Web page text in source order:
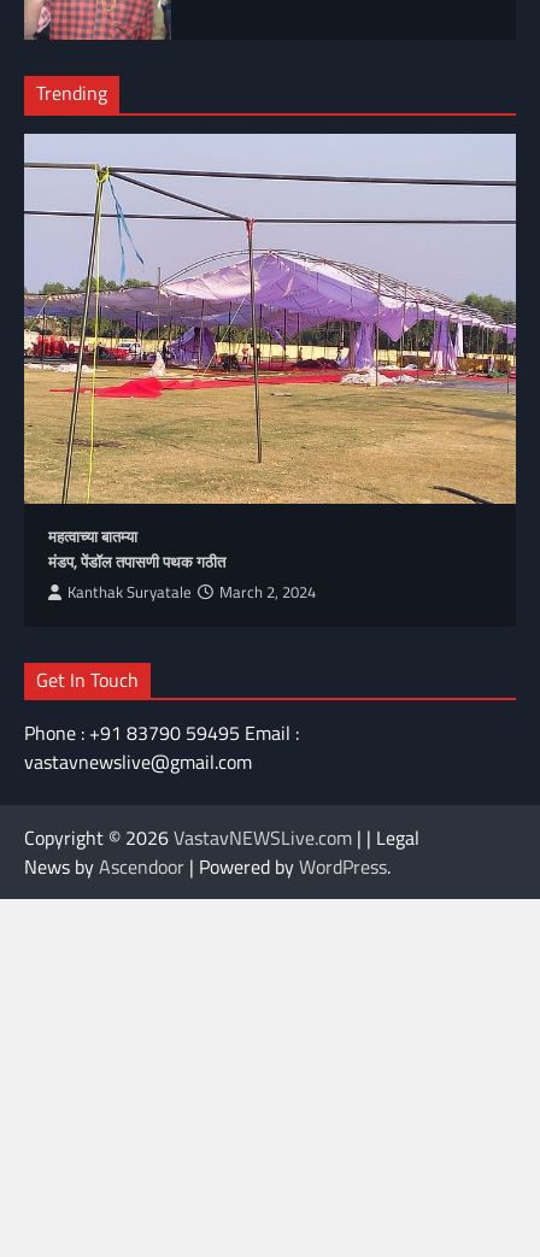
Trending
महत्वाच्या बातम्या
मंडप, पेंडॉल तपासणी पथक गठीत
Kanthak Suryatale March 2, 2024
Get In Touch
Phone : +91 83790 59495 Email :
vastavnewslive@gmail.com
Copyright © 2026VastavNEWSLive.com | | Legal
News byAscendoor | Powered byWordPress.